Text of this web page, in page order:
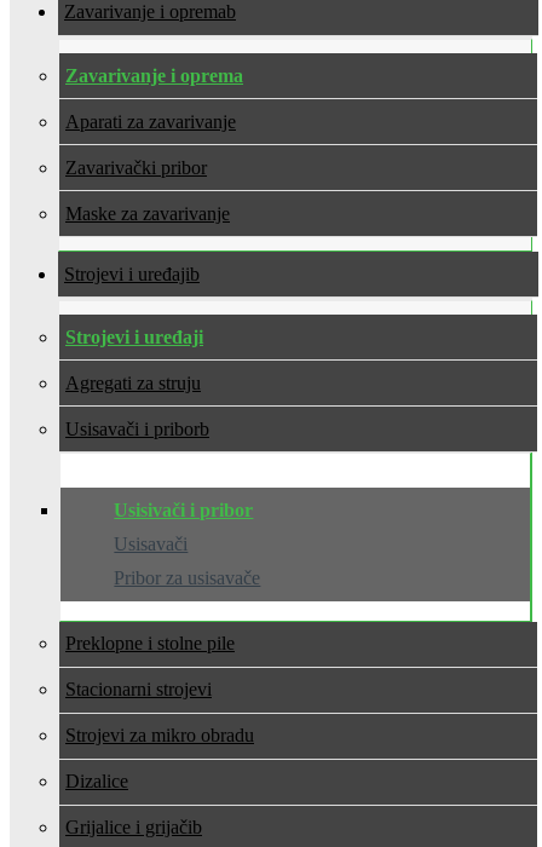
Zavarivanje i oprema
Zavarivanje i oprema
Aparati za zavarivanje
Zavarivački pribor
Maske za zavarivanje
Strojevi i uređaji
Strojevi i uređaji
Agregati za struju
Usisavači i pribor
Usisivači i pribor
Usisavači
Pribor za usisavače
Preklopne i stolne pile
Stacionarni strojevi
Strojevi za mikro obradu
Dizalice
Grijalice i grijači